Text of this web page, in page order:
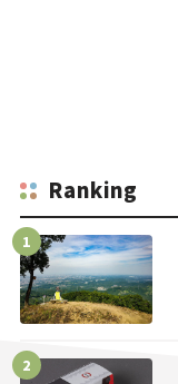
Ranking